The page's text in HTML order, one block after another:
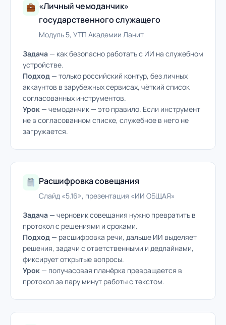
«Личный чемоданчик»
государственного служащего
Модуль 5, УТП Академии Ланит
Задача— как безопасно работать с ИИ на служебном
устройстве.
Подход— только российский контур, без личных
аккаунтов в зарубежных сервисах, чёткий список
согласованных инструментов.
Урок— чемоданчик — это правило. Если инструмент
не в согласованном списке, служебное в него не
загружается.
Расшифровка совещания
Слайд «5.16», презентация «ИИ ОБЩАЯ»
Задача— черновик совещания нужно превратить в
протокол с решениями и сроками.
Подход— расшифровка речи, дальше ИИ выделяет
решения, задачи с ответственными и дедлайнами,
фиксирует открытые вопросы.
Урок— получасовая планёрка превращается в
протокол за пару минут работы с текстом.